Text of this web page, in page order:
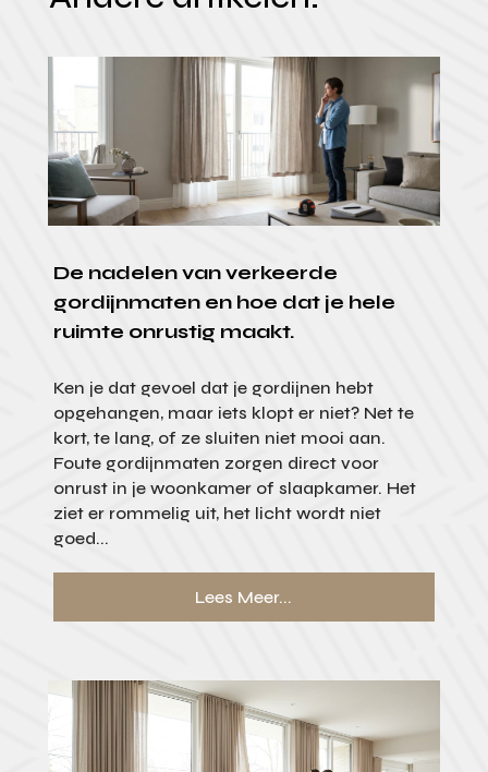
De nadelen van verkeerde
gordijnmaten en hoe dat je hele
ruimte onrustig maakt.
Ken je dat gevoel dat je gordijnen hebt
opgehangen, maar iets klopt er niet? Net te
kort, te lang, of ze sluiten niet mooi aan.
Foute gordijnmaten zorgen direct voor
onrust in je woonkamer of slaapkamer. Het
ziet er rommelig uit, het licht wordt niet
goed...
Lees Meer...